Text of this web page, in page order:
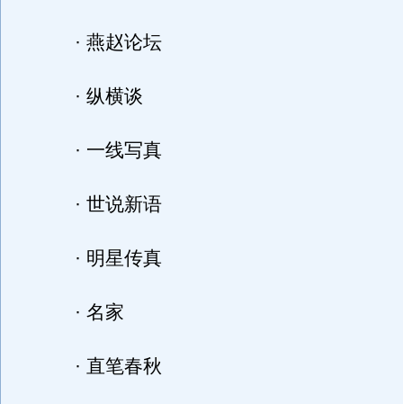
· 燕赵论坛
· 纵横谈
· 一线写真
· 世说新语
· 明星传真
· 名家
· 直笔春秋